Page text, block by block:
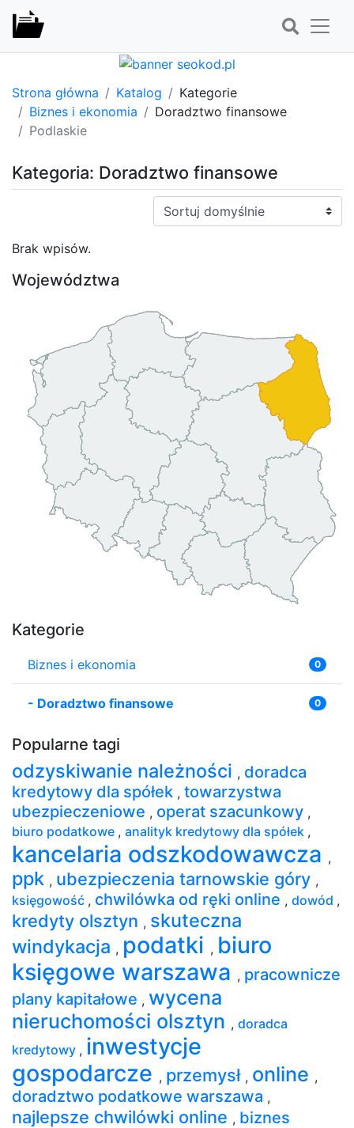
Strona główna Katalog
Kategorie
Biznes i ekonomia
Doradztwo finansowe
Podlaskie
Kategoria: Doradztwo finansowe
Sortuj:
Brak wpisów.
Województwa
Kategorie
Biznes i ekonomia 0
- Doradztwo finansowe 0
Popularne tagi
odzyskiwanie należności , doradca
kredytowy dla spółek , towarzystwa
ubezpieczeniowe , operat szacunkowy ,
biuro podatkowe , analityk kredytowy dla spółek ,
kancelaria odszkodowawcza ,
ppk , ubezpieczenia tarnowskie góry ,
księgowość , chwilówka od ręki online , dowód ,
kredyty olsztyn , skuteczna
windykacja , podatki , biuro
księgowe warszawa , pracownicze
plany kapitałowe , wycena
nieruchomości olsztyn , doradca
kredytowy , inwestycje
gospodarcze , przemysł , online ,
doradztwo podatkowe warszawa ,
najlepsze chwilówki online , biznes